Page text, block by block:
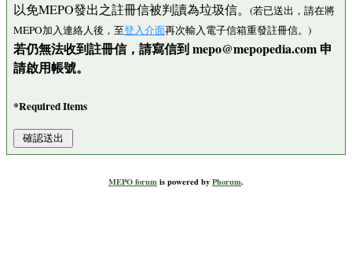
以免MEPO發出之註冊信被判讀為垃圾信。 (若已送出，請在將
MEPO加入連絡人後，至登入介面再次輸入電子信箱重發註冊信。)
若仍無法收到註冊信，請寫信到 mepo@mepopedia.com 申
請啟用帳號。
*Required Items
MEPO forumis powered byPhorum.